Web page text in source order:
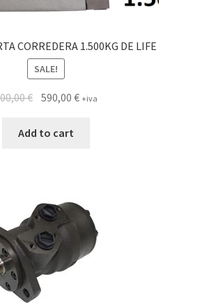
CORREDERA 1.500KG DE LIFE
SALE!
€ 590,00€ +iva
Add to cart